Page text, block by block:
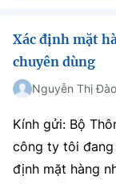
Xác định mặt
chuyên dùng
Nguyễn Thị
Kính gửi: Bộ
công ty tôi đang
định mặt hàng